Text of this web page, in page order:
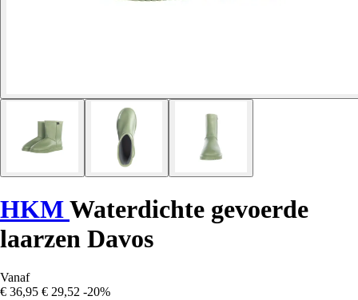
HKMWaterdichte gevoerde
laarzen Davos
Vanaf
€ 36,95 € 29,52 -20%